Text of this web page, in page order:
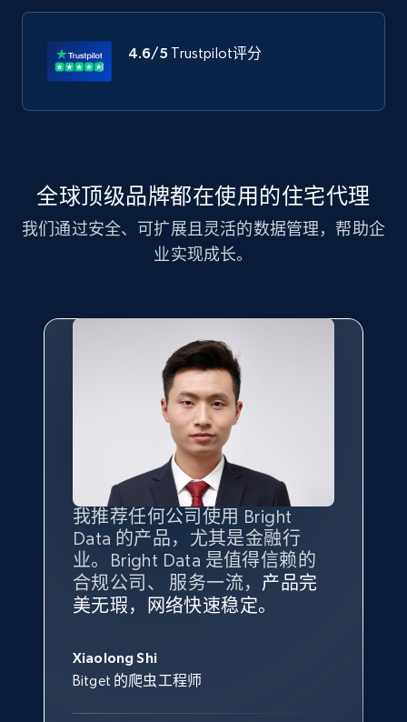
4.6/5 Trustpilot评分
全球顶级品牌都在使用的住宅代理
我们通过安全、可扩展且灵活的数据管理，帮助企
业实现成长。
我推荐任何公司使用 Bright
Data 的产品，尤其是金融行
业。Bright Data 是值得信赖的
合规公司、 服务一流， 产品完
美无瑕，网络快速稳定。
Xiaolong Shi
Bitget 的爬虫工程师
Bright Data 拥有自有代理基础
设施，助您持续获取网络数据。
帮助您轻松绕过烦人的验证码
（CAPTCHA）。
根据我的使用体验，Bright Data
的服务价值不可估量。Bright
共网络数据以满足需求，并通过
其支持团队和开发团队，让我们
最重要的是拥有质量 最好、
最多的数据，而这正是 Bright
Data 和 tgndata 发挥作用的地
方。
tgndata 的首席执行官 (CEO)
我们对 Bright Data 的可靠性印
象深刻，对整体服务也非常满
沟通，他的协助对我们非常有帮
助。
我们对与 Bright Data 的合作感
到非常满意。各方面都很不错，
服务和支持团队也非常认可。